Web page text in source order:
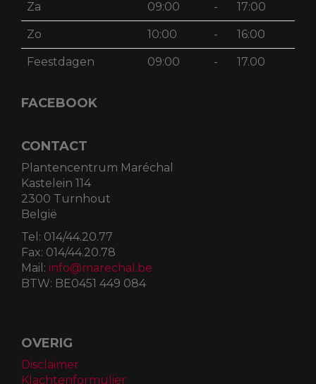
Za 09:00 - 17:00
Zo 10:00 - 16:00
Feestdagen 09:00 - 17.00
FACEBOOK
CONTACT
Plantencentrum Maréchal
Kastelein 114
2300 Turnhout
België
Tel: 014/44.20.77
Fax: 014/44.20.78
Mail: info@marechal.be
BTW: BE0451 449 084
OVERIG
Disclaimer
Klachtenformulier